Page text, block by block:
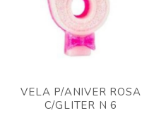
VELA P/ANIVER ROSA
C/GLITER N 6